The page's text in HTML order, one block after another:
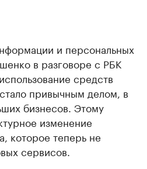
и персональных
в разговоре с РБК
средств
привычным делом, в
бизнесов. Этому
изменение
которое теперь не
сервисов.